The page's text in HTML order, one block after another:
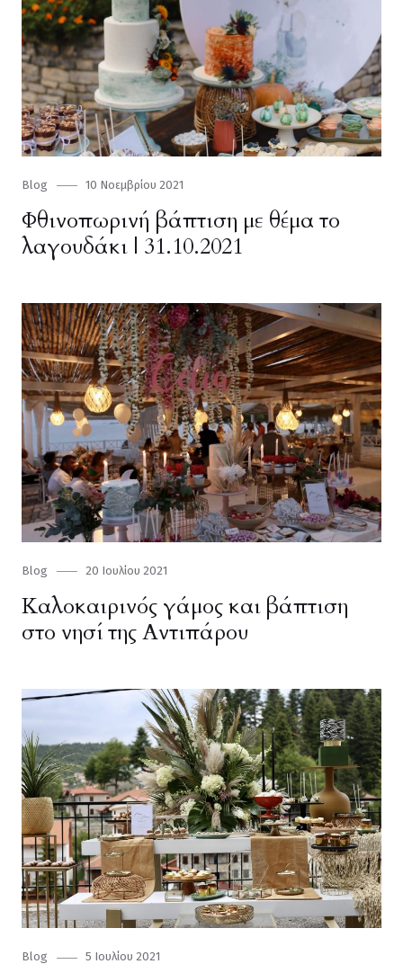
Category
Blog
Posted
10 Νοεμβρίου 2021
Φθινοπωρινή βάπτιση με θέμα το
λαγουδάκι | 31.10.2021
Category
Blog
Posted
20 Ιουλίου 2021
Καλοκαιρινός γάμος και βάπτιση
στο νησί της Αντιπάρου
Category
Blog Posted
5 Ιουλίου 2021